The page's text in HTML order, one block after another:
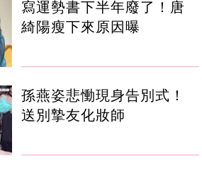
寫運勢書下半年廢了！唐
綺陽瘦下來原因曝
孫燕姿悲慟現身告別式！
送別摯友化妝師